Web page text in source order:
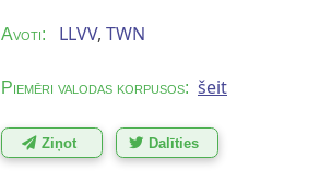
Avoti: LLVV, TWN
Piemēri valodas korpusos: šeit
Ziņot Dalīties